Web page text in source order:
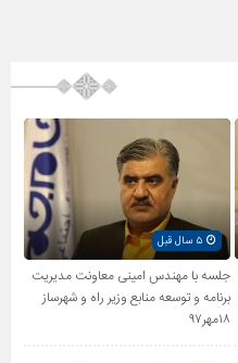
۵ سال قبل
جلسه با مهندس امینی معاونت مدیریت
برنامه و توسعه منابع وزیر راه و شهرساز
۱۸مهر۹۷